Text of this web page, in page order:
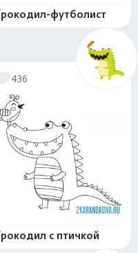
футболист
436
с птичкой